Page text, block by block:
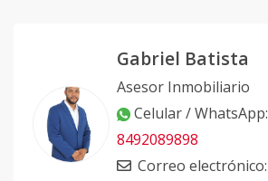
Gabriel Batista
Asesor Inmobiliario
Celular / WhatsApp:
8492089898
Correo electrónico: